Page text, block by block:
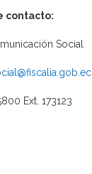
contacto:
Social
Ext. 173123